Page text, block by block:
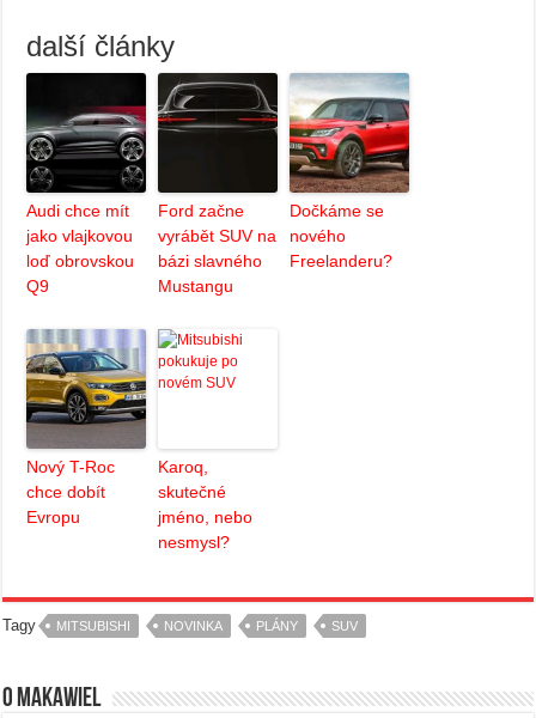
další články
Audi chce mít
jako vlajkovou
loď obrovskou
Q9
Ford začne
vyrábět SUV na
bázi slavného
Mustangu
Dočkáme se
nového
Freelanderu?
Nový T-Roc
chce dobít
Evropu
Karoq,
skutečné
jméno, nebo
nesmysl?
Tagy MITSUBISHI NOVINKA PLÁNY SUV
O Makawiel